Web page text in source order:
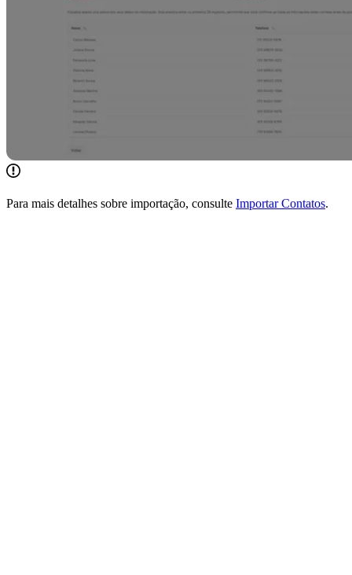
Para mais detalhes sobre importação, consulte Importar Contatos.